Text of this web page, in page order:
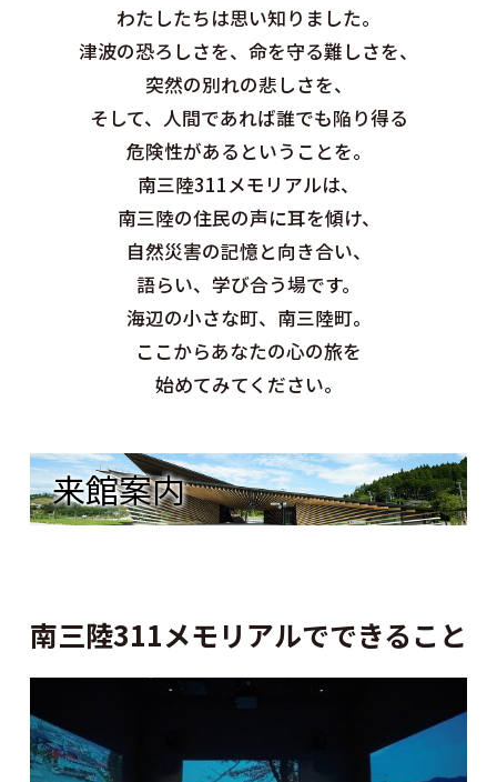
わたしたちは思い知りました。
津波の恐ろしさを、命を守る難しさを、
突然の別れの悲しさを、
そして、人間であれば誰でも陥り得る
危険性があるということを。
南三陸311メモリアルは、
南三陸の住民の声に耳を傾け、
自然災害の記憶と向き合い、
語らい、学び合う場です。
海辺の小さな町、南三陸町。
ここからあなたの心の旅を
始めてみてください。
来館案内
南三陸311メモリアルでできること